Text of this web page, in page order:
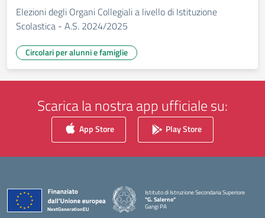
Elezioni degli Organi Collegiali a livello di Istituzione
Scolastica - A.S. 2024/2025
Circolari per alunni e famiglie
Scarica la nostra app ufficiale su:
App Store Play Store
Istituto di Istruzione Secondaria Superiore
"G. Salerno"
Gangi PA
— Visita la pagina iniziale della scuola